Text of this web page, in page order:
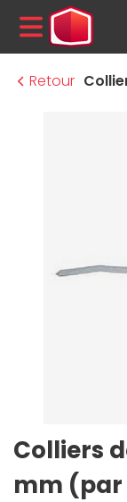
MENU
Retour
Colliers
mm (par